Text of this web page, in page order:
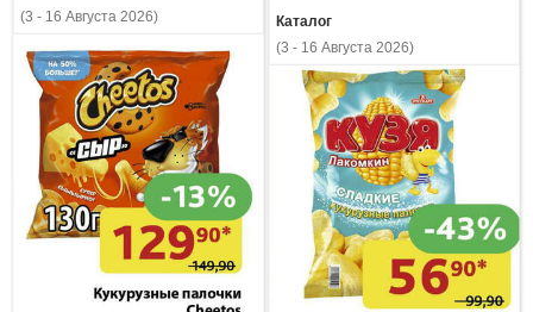
(3 - 16 Августа 2026)
Каталог
(3 - 16 Августа 2026)